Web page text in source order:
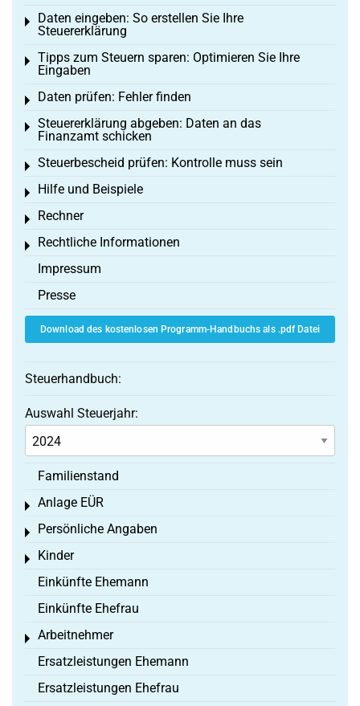
Daten eingeben: So erstellen Sie Ihre
Steuererklärung
Toggle menu
Tipps zum Steuern sparen: Optimieren Sie Ihre
Eingaben
Toggle menu
Daten prüfen: Fehler finden
Toggle menu
Steuererklärung abgeben: Daten an das
Finanzamt schicken
Toggle menu
Steuerbescheid prüfen: Kontrolle muss sein
Toggle menu
Hilfe und Beispiele
Toggle menu
Rechner
Toggle menu
Rechtliche Informationen
Toggle menu
Impressum
Presse
Download des kostenlosen Programm-Handbuchs als .pdf Datei
Steuerhandbuch:
Auswahl Steuerjahr:
Familienstand
Anlage EÜR
Toggle menu
Persönliche Angaben
Toggle menu
Kinder
Toggle menu
Einkünfte Ehemann
Einkünfte Ehefrau
Arbeitnehmer
Toggle menu
Ersatzleistungen Ehemann
Ersatzleistungen Ehefrau